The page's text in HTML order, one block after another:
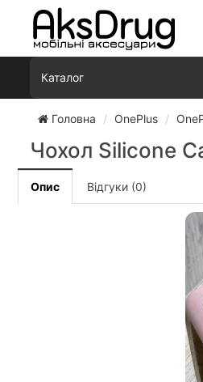
Каталог
Головна OnePlus
Чохол Silicone
Опис Відгуки (0)